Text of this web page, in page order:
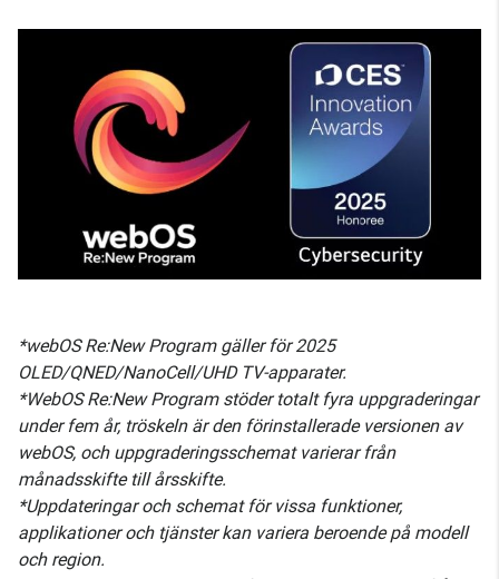
*webOS Re:New Program gäller för 2025
OLED/QNED/NanoCell/UHD TV-apparater.
*WebOS Re:New Program stöder totalt fyra uppgraderingar
under fem år, tröskeln är den förinstallerade versionen av
webOS, och uppgraderingsschemat varierar från
månadsskifte till årsskifte.
*Uppdateringar och schemat för vissa funktioner,
applikationer och tjänster kan variera beroende på modell
och region.